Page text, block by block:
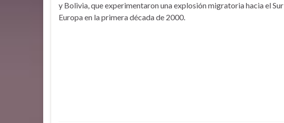
y Bolivia, que experimentaron una explosión migratoria hacia el
Europa en la primera década de 2000.